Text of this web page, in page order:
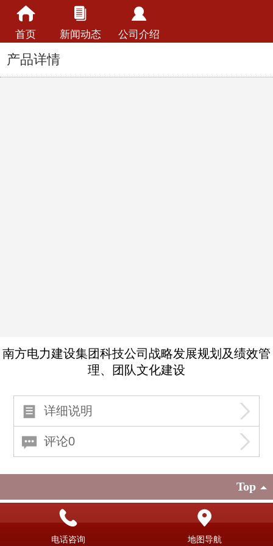
首页 新闻动态 公司介绍
产品详情
南方电力建设集团科技公司战略发展规划及绩效管
理、团队文化建设
详细说明
评论0
Top
电话咨询
地图导航